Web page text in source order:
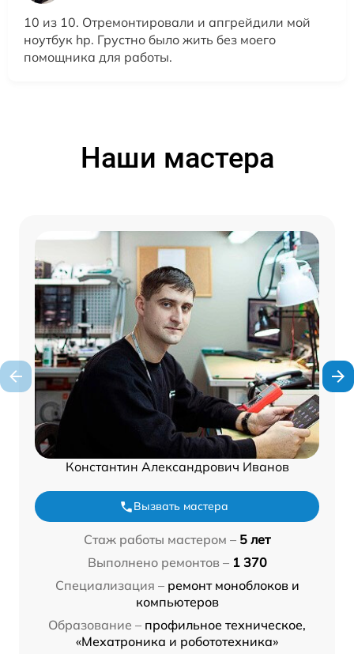
10 из 10. Отремонтировали и апгрейдили мой
ноутбук hp. Грустно было жить без моего
помощника для работы.
Наши мастера
Константин Александрович Иванов
Вызвать мастера
Стаж работы мастером – 5 лет
Выполнено ремонтов – 1 370
Специализация – ремонт моноблоков и
компьютеров
Образование – профильное техническое,
«Мехатроника и робототехника»